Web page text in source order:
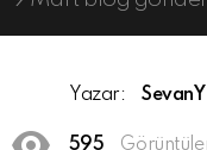
Yazar: SevanY
595